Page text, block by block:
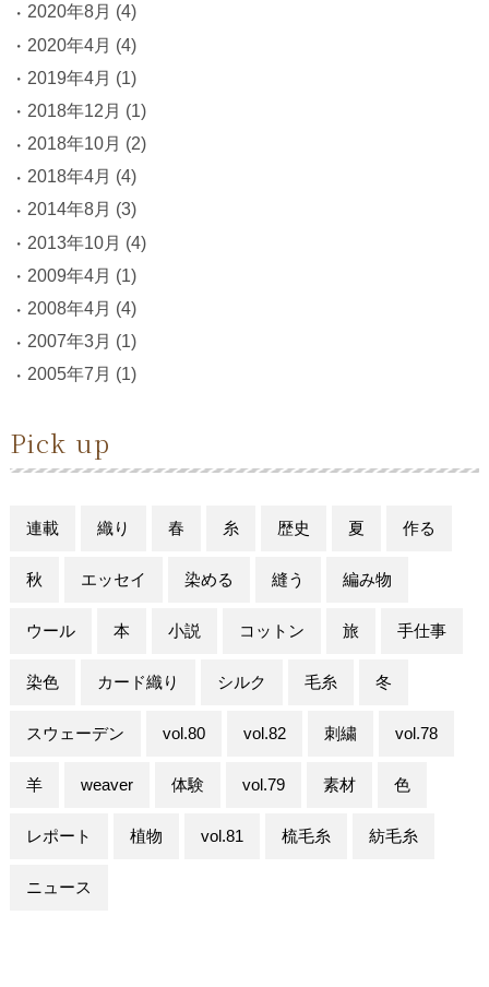
2020年8月 (4)
2020年4月 (4)
2019年4月 (1)
2018年12月 (1)
2018年10月 (2)
2018年4月 (4)
2014年8月 (3)
2013年10月 (4)
2009年4月 (1)
2008年4月 (4)
2007年3月 (1)
2005年7月 (1)
Pick up
連載 織り 春 糸 歴史 夏 作る
秋 エッセイ 染める 縫う 編み物
ウール 本 小説 コットン 旅 手仕事
染色 カード織り シルク 毛糸 冬
スウェーデン vol.80 vol.82 刺繍 vol.78
羊 weaver 体験 vol.79 素材 色
レポート 植物 vol.81 梳毛糸 紡毛糸
ニュース